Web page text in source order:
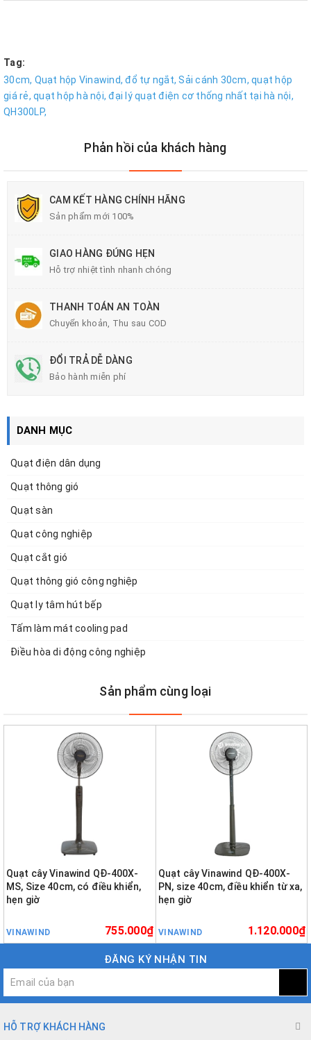
Tag:
30cm, Quạt hộp Vinawind, đổ tự ngắt, Sải cánh 30cm, quạt hộp
giá rẻ, quạt hộp hà nội, đại lý quạt điện cơ thống nhất tại hà nội,
QH300LP,
Phản hồi của khách hàng
CAM KẾT HÀNG CHÍNH HÃNG
Sản phẩm mới 100%
GIAO HÀNG ĐÚNG HẸN
Hỗ trợ nhiệt tình nhanh chóng
THANH TOÁN AN TOÀN
Chuyển khoản, Thu sau COD
ĐỔI TRẢ DỄ DÀNG
Bảo hành miễn phí
DANH MỤC
Quạt điện dân dụng
Quạt thông gió
Quạt sàn
Quạt công nghiệp
Quạt cắt gió
Quạt thông gió công nghiệp
Quạt ly tâm hút bếp
Tấm làm mát cooling pad
Điều hòa di động công nghiệp
Sản phẩm cùng loại
Quạt cây Vinawind QĐ-400X-
MS, Size 40cm, có điều khiển,
hẹn giờ
VINAWIND 755.000₫
Quạt cây Vinawind QĐ-400X-
PN, size 40cm, điều khiển từ xa,
hẹn giờ
VINAWIND 1.120.000₫
ĐĂNG KÝ NHẬN TIN
HỖ TRỢ KHÁCH HÀNG